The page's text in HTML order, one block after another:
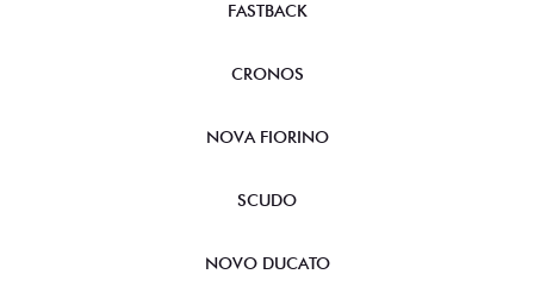
FASTBACK
CRONOS
NOVA FIORINO
SCUDO
NOVO DUCATO